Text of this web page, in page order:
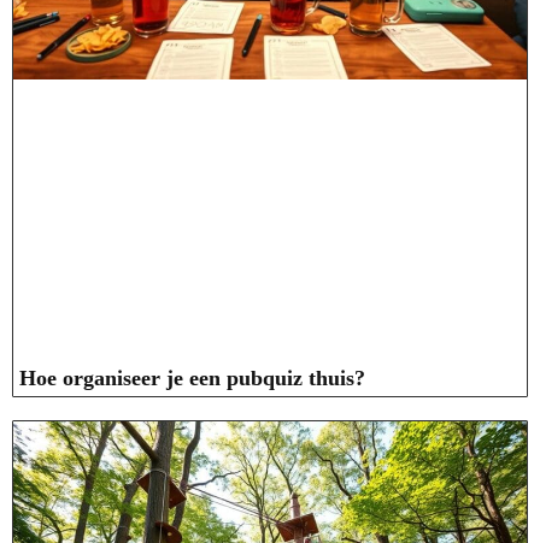
Hoe organiseer je een pubquiz thuis?